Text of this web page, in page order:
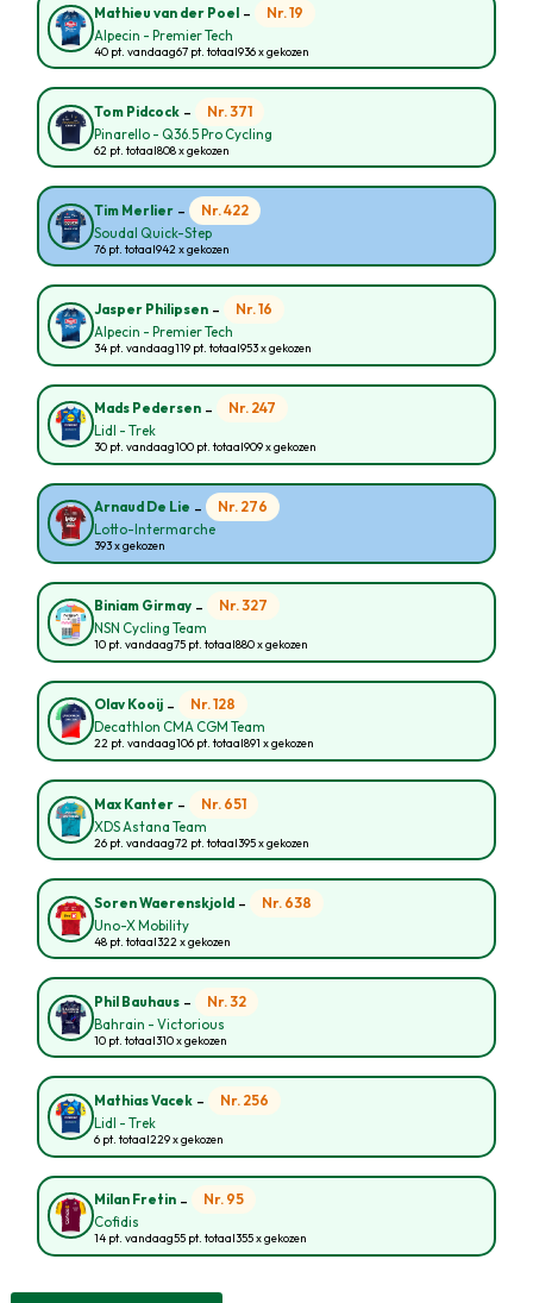
Mathieu van der Poel - Nr. 19
Alpecin - Premier Tech
40 pt. vandaag67 pt. totaal936 x gekozen
Tom Pidcock - Nr. 371
Pinarello - Q36.5 Pro Cycling
62 pt. totaal808 x gekozen
Tim Merlier - Nr. 422
Soudal Quick-Step
76 pt. totaal942 x gekozen
Jasper Philipsen - Nr. 16
Alpecin - Premier Tech
34 pt. vandaag119 pt. totaal953 x gekozen
Mads Pedersen - Nr. 247
Lidl - Trek
30 pt. vandaag100 pt. totaal909 x gekozen
Arnaud De Lie - Nr. 276
Lotto-Intermarche
393 x gekozen
Biniam Girmay - Nr. 327
NSN Cycling Team
10 pt. vandaag75 pt. totaal880 x gekozen
Olav Kooij - Nr. 128
Decathlon CMA CGM Team
22 pt. vandaag106 pt. totaal891 x gekozen
Max Kanter - Nr. 651
XDS Astana Team
26 pt. vandaag72 pt. totaal395 x gekozen
Soren Waerenskjold - Nr. 638
Uno-X Mobility
48 pt. totaal322 x gekozen
Phil Bauhaus - Nr. 32
Bahrain - Victorious
10 pt. totaal310 x gekozen
Mathias Vacek - Nr. 256
Lidl - Trek
6 pt. totaal229 x gekozen
Milan Fretin - Nr. 95
Cofidis
14 pt. vandaag55 pt. totaal355 x gekozen